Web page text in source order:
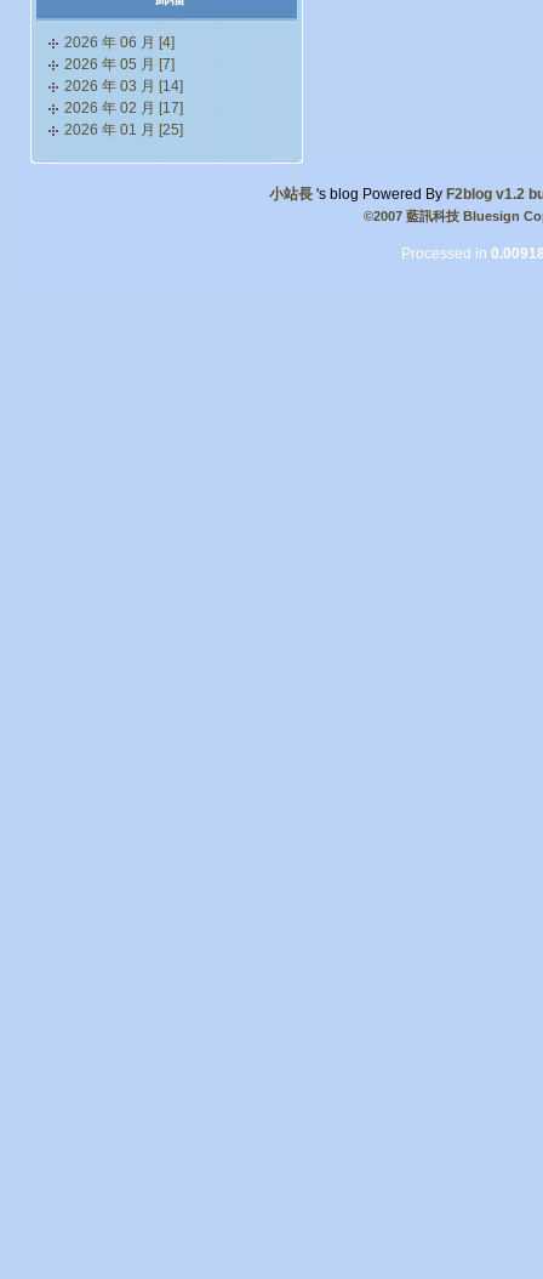
2026 年 06 月 [4]
2026 年 05 月 [7]
2026 年 03 月 [14]
2026 年 02 月 [17]
2026 年 01 月 [25]
小站長 's blog Powered By F2blog v1.2
©2007 藍訊科技 Bluesign
Processed in